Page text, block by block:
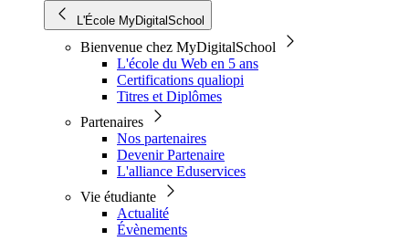
L'École MyDigitalSchool
Bienvenue chez MyDigitalSchool
L'école du Web en 5 ans
Certifications qualiopi
Titres et Diplômes
Partenaires
Nos partenaires
Devenir Partenaire
L'alliance Eduservices
Vie étudiante
Actualité
Évènements